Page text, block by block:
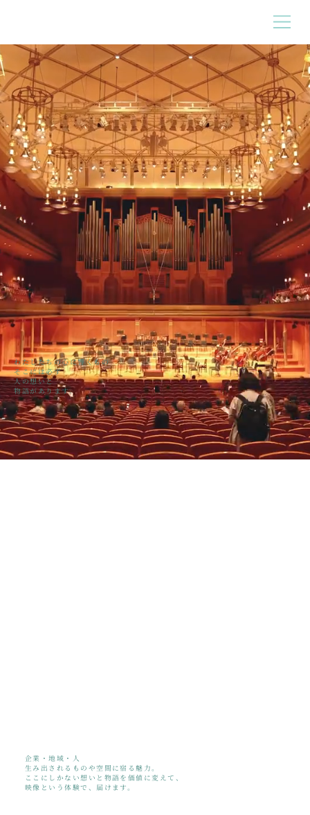
わたしたちの心に響くもの
そこには必ず
人の想いと
物語があります。
企業・地域・人
生み出されるものや空間に宿る魅力。
ここにしかない想いと物語を価値に変えて、
映像という体験で、届けます。